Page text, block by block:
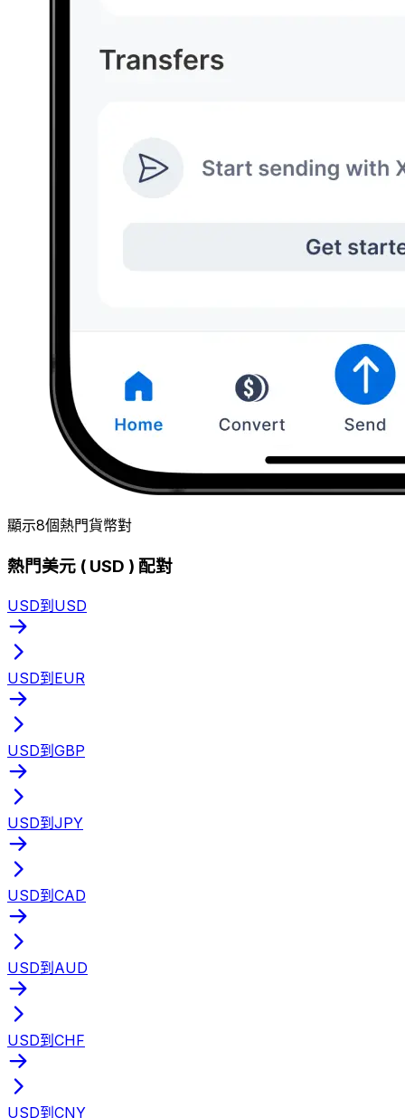
顯示8個熱門貨幣對
熱門美元 ( USD ) 配對
USD到USD
USD到EUR
USD到GBP
USD到JPY
USD到CAD
USD到AUD
USD到CHF
USD到CNY